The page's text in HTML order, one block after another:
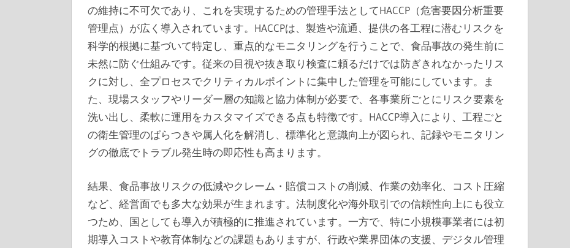
の維持に不可欠であり、これを実現するための管理手法としてHACCP（危害要因分析重要
管理点）が広く導入されています。HACCPは、製造や流通、提供の各工程に潜むリスクを
科学的根拠に基づいて特定し、重点的なモニタリングを行うことで、食品事故の発生前に
未然に防ぐ仕組みです。従来の目視や抜き取り検査に頼るだけでは防ぎきれなかったリス
クに対し、全プロセスでクリティカルポイントに集中した管理を可能にしています。ま
た、現場スタッフやリーダー層の知識と協力体制が必要で、各事業所ごとにリスク要素を
洗い出し、柔軟に運用をカスタマイズできる点も特徴です。HACCP導入により、工程ごと
の衛生管理のばらつきや属人化を解消し、標準化と意識向上が図られ、記録やモニタリン
グの徹底でトラブル発生時の即応性も高まります。
結果、食品事故リスクの低減やクレーム・賠償コストの削減、作業の効率化、コスト圧縮
など、経営面でも多大な効果が生まれます。法制度化や海外取引での信頼性向上にも役立
つため、国としても導入が積極的に推進されています。一方で、特に小規模事業者には初
期導入コストや教育体制などの課題もありますが、行政や業界団体の支援、デジタル管理